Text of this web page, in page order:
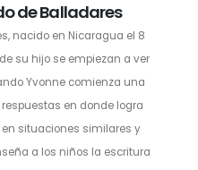
de Balladares
nacido en Nicaragua el 8
su hijo se empiezan a ver
Yvonne comienza una
en donde logra
situaciones similares y
a los niños la escritura